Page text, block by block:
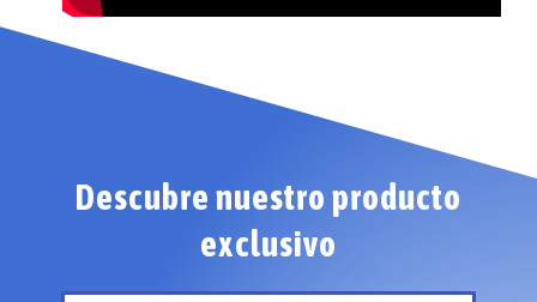
Descubre nuestro producto
exclusivo